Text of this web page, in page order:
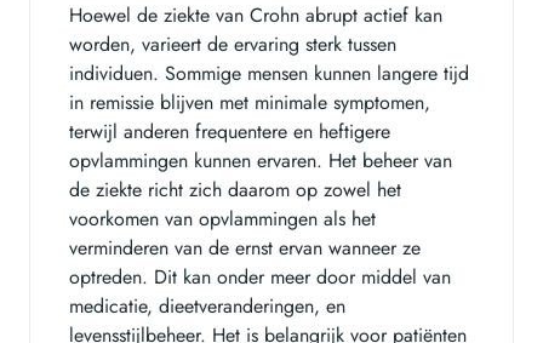
Hoewel de ziekte van Crohn abrupt actief kan
worden, varieert de ervaring sterk tussen
individuen. Sommige mensen kunnen langere tijd
in remissie blijven met minimale symptomen,
terwijl anderen frequentere en heftigere
opvlammingen kunnen ervaren. Het beheer van
de ziekte richt zich daarom op zowel het
voorkomen van opvlammingen als het
verminderen van de ernst ervan wanneer ze
optreden. Dit kan onder meer door middel van
medicatie, dieetveranderingen, en
levensstijlbeheer. Het is belangrijk voor patiënten